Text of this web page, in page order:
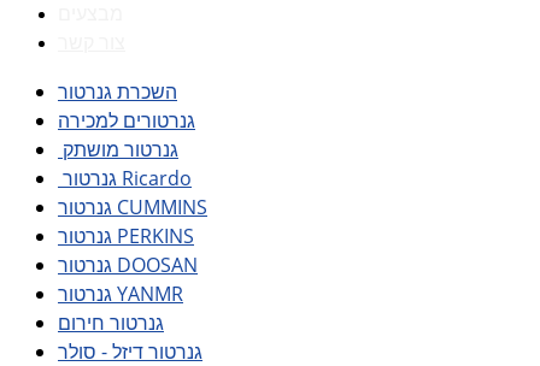
השכרת גנרטור
גנרטורים למכירה
גנרטור מושתק
גנרטור Ricardo
גנרטור CUMMINS
גנרטור PERKINS
גנרטור DOOSAN
גנרטור YANMR
גנרטור חירום
גנרטור דיזל - סולר